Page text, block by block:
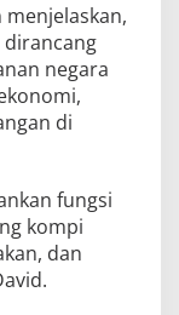
menjelaskan,
dirancang
negara
di
fungsi
kompi
dan